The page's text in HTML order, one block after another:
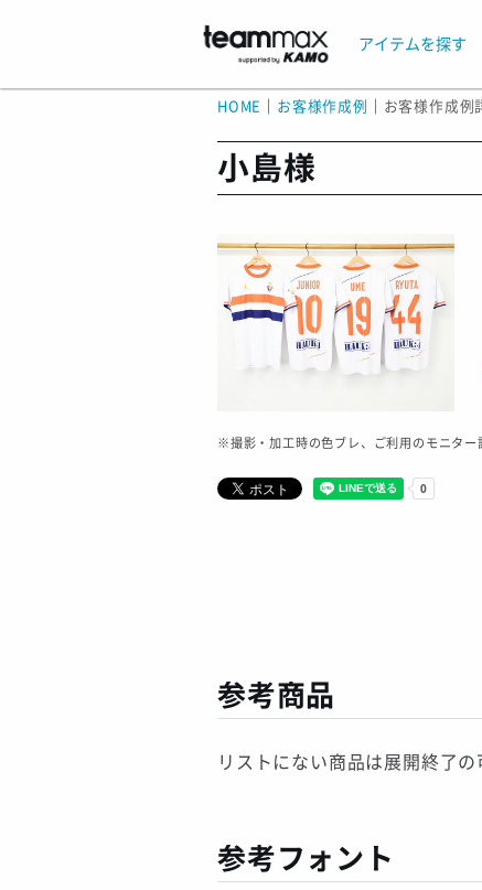
アイテムを探す
HOME お客様作成例 お客様作成例
小島様
※撮影・加工時の色ブレ、ご利用のモニター
参考商品
リストにない商品は展開終了
参考フォント